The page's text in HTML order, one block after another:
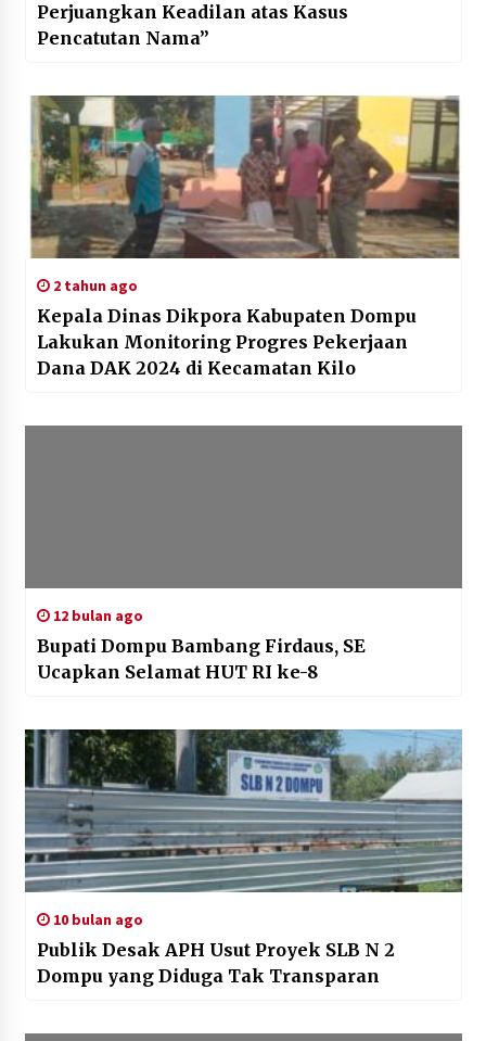
Perjuangkan Keadilan atas Kasus
Pencatutan Nama”
2 tahun ago
Kepala Dinas Dikpora Kabupaten Dompu
Lakukan Monitoring Progres Pekerjaan
Dana DAK 2024 di Kecamatan Kilo
12 bulan ago
Bupati Dompu Bambang Firdaus, SE
Ucapkan Selamat HUT RI ke-8
10 bulan ago
Publik Desak APH Usut Proyek SLB N 2
Dompu yang Diduga Tak Transparan